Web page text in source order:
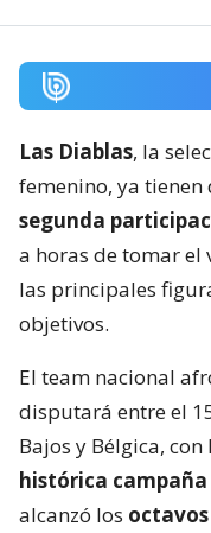
Las Diablas, la
femenino, ya
segunda
a horas de tomar el
las principales
objetivos.
El team nacional
disputará entre el
Bajos y Bélgica,
histórica
alcanzó los